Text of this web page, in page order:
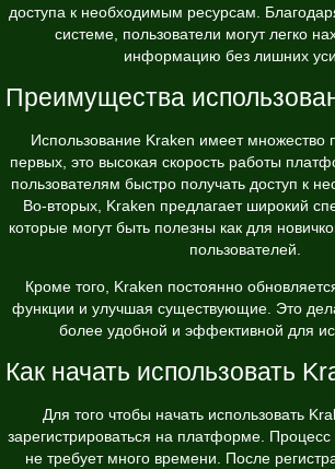
доступа к необходимым ресурсам.
системе, пользователи могут легко
информацию без лишних
Преимущества
Использование Kraken имеет множество
первых, это высокая скорость работы
пользователям быстро получать доступ к
Во-вторых, Kraken предлагает широкий
которые могут быть полезны как для
пользователей.
Кроме того, Kraken постоянно
функции и улучшая существующие. Это
более удобной и эффективной для
Как начать использовать
Для того чтобы начать использовать
зарегистрироваться на платформе. Процесс
не требует много времени. После